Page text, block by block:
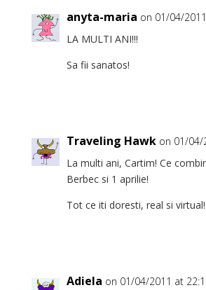
anyta-maria on 01/04/
LA MULTI ANI!!!
Sa fii sanatos!
Traveling Hawk on 01/04/
La multi ani, Cartim! Ce
Berbec si 1 aprilie!
Tot ce iti doresti, real si virtual!
Adiela on 01/04/2011 at